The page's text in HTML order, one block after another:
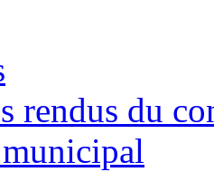
rendus du